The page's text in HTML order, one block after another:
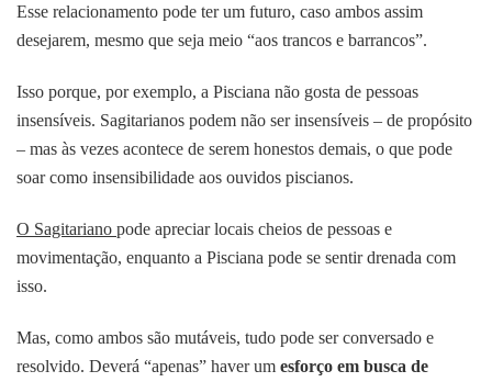
Esse relacionamento pode ter um futuro, caso ambos assim
desejarem, mesmo que seja meio “aos trancos e barrancos”.
Isso porque, por exemplo, a Pisciana não gosta de pessoas
insensíveis. Sagitarianos podem não ser insensíveis – de propósito
– mas às vezes acontece de serem honestos demais, o que pode
soar como insensibilidade aos ouvidos piscianos.
O Sagitariano pode apreciar locais cheios de pessoas e
movimentação, enquanto a Pisciana pode se sentir drenada com
isso.
Mas, como ambos são mutáveis, tudo pode ser conversado e
resolvido. Deverá “apenas” haver um esforço em busca de